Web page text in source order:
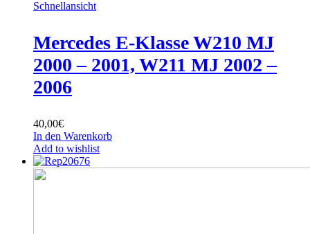
Schnellansicht
Mercedes E-Klasse W210 MJ
2000 – 2001, W211 MJ 2002 –
2006
40,00€
In den Warenkorb
Add to wishlist